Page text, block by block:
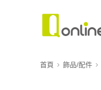
首頁 飾品/配件